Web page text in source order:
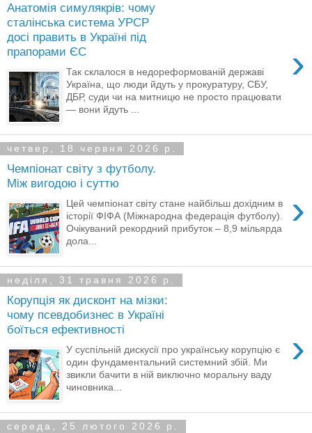
Анатомія симулякрів: чому
сталінська система УРСР
досі править в Україні під
прапорами ЄС
›
Так склалося в недореформованій державі
Україна, що люди йдуть у прокуратуру, СБУ,
ДБР, суди чи на митницю не просто працювати
— вони йдуть ...
четвер, 18 червня 2026 р.
Чемпіонат світу з футболу.
Між вигодою і суттю
›
Цей чемпіонат світу стане найбільш дохідним в
історії ФІФА (Міжнародна федерація футболу).
Очікуваний рекордний прибуток – 8,9 мільярда
дола...
неділя, 31 травня 2026 р.
Корупція як дисконт на мізки:
чому псевдобизнес в Україні
боїться ефективності
›
У суспільній дискусії про українську корупцію є
один фундаментальний системний збій. Ми
звикли бачити в ній виключно моральну ваду
чиновника...
середа, 25 лютого 2026 р.